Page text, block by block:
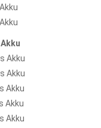
Akku
Akku
Akku
Akku
Akku